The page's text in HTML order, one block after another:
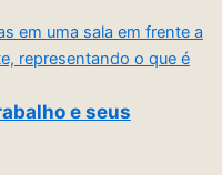
e seus